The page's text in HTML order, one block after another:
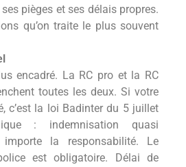
pièges et ses délais propres.
qu’on traite le plus souvent
encadré. La RC pro et la RC
toutes les deux. Si votre
c’est la loi Badinter du 5 juillet
: indemnisation quasi
importe la responsabilité. Le
est obligatoire. Délai de